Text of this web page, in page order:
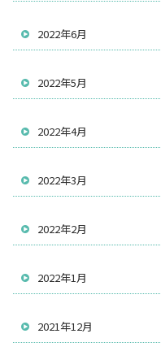
2022年6月
2022年5月
2022年4月
2022年3月
2022年2月
2022年1月
2021年12月